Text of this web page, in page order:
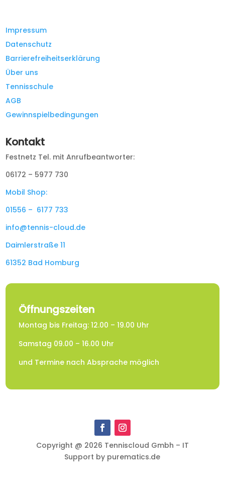
Impressum
Datenschutz
Barrierefreiheitserklärung
Über uns
Tennisschule
AGB
Gewinnspielbedingungen
Kontakt
Festnetz Tel. mit Anrufbeantworter:
06172 – 5977 730
Mobil Shop:
01556 – 6177 733
info@tennis-cloud.de
Daimlerstraße 11
61352 Bad Homburg
Öffnungszeiten
Montag bis Freitag: 12.00 – 19.00 Uhr
Samstag 09.00 – 16.00 Uhr
und Termine nach Absprache möglich
Copyright @ 2026 Tenniscloud Gmbh – IT
Support by purematics.de